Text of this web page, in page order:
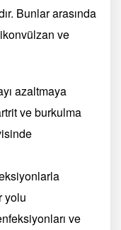
Bunlar arasında
ve
azaltmaya
ve burkulma
yolu
ve